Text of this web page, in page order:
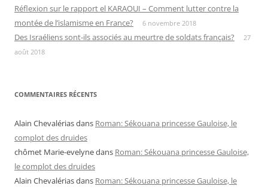
Réflexion sur le rapport el KARAOUI – Comment lutter contre la
montée de l’islamisme en France?
6 novembre 2018
Des Israéliens sont-ils associés au meurtre de soldats français?
27
août 2018
COMMENTAIRES RÉCENTS
Alain Chevalériasdans Roman: Sékouana princesse Gauloise, le
complot des druides
chômet Marie-evelynedans Roman: Sékouana princesse Gauloise,
le complot des druides
Alain Chevalériasdans Roman: Sékouana princesse Gauloise, le